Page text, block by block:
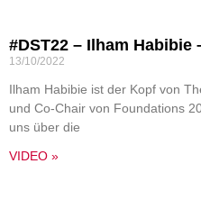
#DST22 – Ilham Habibie
13/10/2022
Ilham Habibie ist der Kopf von
und Co-Chair von Foundations
uns über die
VIDEO »